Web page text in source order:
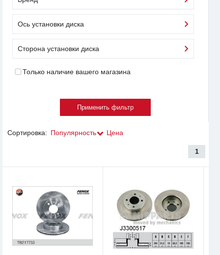
Ось установки диска
Сторона установки диска
Только наличие вашего магазина
Сортировка: Популярность Цена
1